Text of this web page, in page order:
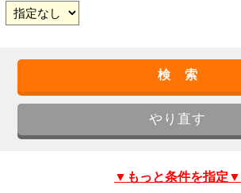
▼もっと条件を指定▼